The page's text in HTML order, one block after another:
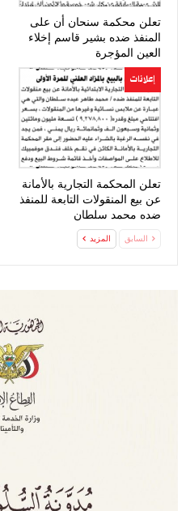
تعلن محكمة سنحان أن على
المنفذ ضده بشير قاسم إخلاء
العين المؤجرة
إعلانات
تعلن المحكمة التجارية بالأمانة
عن بيع المنقولات التابعة للمنفذ
ضده محمد سلطان
السابق المزيد